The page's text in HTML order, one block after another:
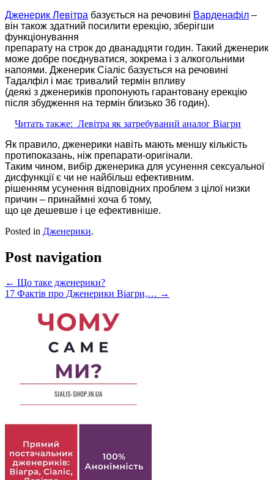
Дженерик Левітра базується на речовині Варденафіл –
він також здатний посилити ерекцію, зберігши
функціонування
препарату на строк до дванадцяти годин. Такий дженерик
може добре поєднуватися, зокрема і з алкогольними
напоями. Дженерик Сіаліс базується на речовині
Тадалфіл і має тривалий термін впливу
(деякі з дженериків пропонують гарантовану ерекцію
після збудження на термін близько 36 годин).
Читать также: Левітра як затребуваний аналог Віагри
Як правило, дженерики навіть мають меншу кількість
протипоказань, ніж препарати-оригінали.
Таким чином, вибір дженерика для усунення сексуальної
дисфункції є чи не найбільш ефективним.
рішенням усунення відповідних проблем з цілої низки
причин – принаймні хоча б тому,
що це дешевше і це ефективніше.
Posted in Дженерики.
Post navigation
← Що таке дженерики?
17 Фактів про Дженерики Віагри,… →